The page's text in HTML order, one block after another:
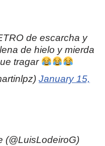
de escarcha y
de hielo y mierda
tragar
January 15,